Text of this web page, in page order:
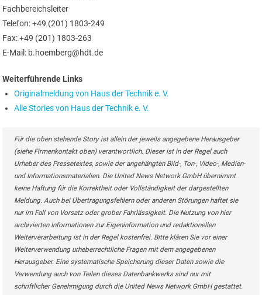
Fachbereichsleiter
Telefon: +49 (201) 1803-249
Fax: +49 (201) 1803-263
E-Mail: b.hoemberg@hdt.de
Weiterführende Links
Originalmeldung von Haus der Technik e. V.
Alle Stories von Haus der Technik e. V.
Für die oben stehende Story ist allein der jeweils angegebene Herausgeber
(siehe Firmenkontakt oben) verantwortlich. Dieser ist in der Regel auch
Urheber des Pressetextes, sowie der angehängten Bild-, Ton-, Video-, Medien-
und Informationsmaterialien. Die United News Network GmbH übernimmt
keine Haftung für die Korrektheit oder Vollständigkeit der dargestellten
Meldung. Auch bei Übertragungsfehlern oder anderen Störungen haftet sie
nur im Fall von Vorsatz oder grober Fahrlässigkeit. Die Nutzung von hier
archivierten Informationen zur Eigeninformation und redaktionellen
Weiterverarbeitung ist in der Regel kostenfrei. Bitte klären Sie vor einer
Weiterverwendung urheberrechtliche Fragen mit dem angegebenen
Herausgeber. Eine systematische Speicherung dieser Daten sowie die
Verwendung auch von Teilen dieses Datenbankwerks sind nur mit
schriftlicher Genehmigung durch die United News Network GmbH gestattet.